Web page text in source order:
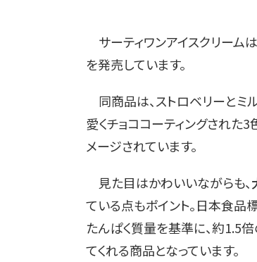
サーティワンアイスクリーム
を発売しています。
同商品は、ストロベリーとミ
愛くチョココーティングされた3
メージされています。
見た目はかわいいながらも、
ている点もポイント。日本食品
たんぱく質量を基準に、約1.5
てくれる商品となっています。